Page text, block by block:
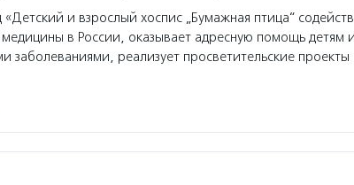
и взрослый хоспис „Бумажная птица“
в России, оказывает адресную помощь детям
заболеваниями, реализует просветительские